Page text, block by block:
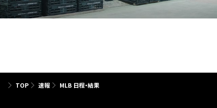
TOP 速報 MLB 日程・結果